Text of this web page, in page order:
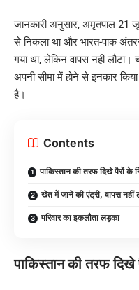
जानकारी अनुसार, अमृतपाल 21
से निकला था और भारत-पाक
गया था, लेकिन वापस नहीं
अपनी सीमा में होने से इनकार
है।
Contents
पाकिस्तान की तरफ दिखे पैरों के
खेत में जाने की एंट्री, वापस नहीं
परिवार का इकलौता लड़का
पाकिस्तान की तरफ दिखे